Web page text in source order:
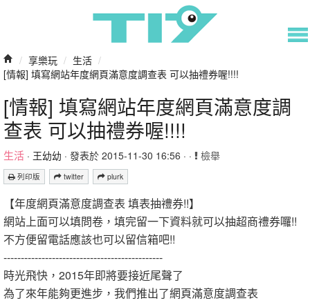
/ 享樂玩 / 生活 /
[情報] 填寫網站年度網頁滿意度調查表 可以抽禮券喔!!!!
[情報] 填寫網站年度網頁滿意度調
查表 可以抽禮券喔!!!!
生活 · 王幼幼 · 發表於 2015-11-30 16:56 · · 檢舉
列印版 twitter plurk
【年度網頁滿意度調查表 填表抽禮券!!】
網站上面可以填問卷，填完留一下資料就可以抽超商禮券囉!!
不方便留電話應該也可以留信箱吧!!
----------------------------------------------
時光飛快，2015年即將要接近尾聲了
為了來年能夠更進步，我們推出了網頁滿意度調查表